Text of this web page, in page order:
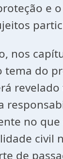
e
nos
tema do
revelado
no que
civil
de